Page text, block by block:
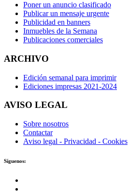
Poner un anuncio clasificado
Publicar un mensaje urgente
Publicidad en banners
Inmuebles de la Semana
Publicaciones comerciales
ARCHIVO
Edición semanal para imprimir
Ediciones impresas 2021-2024
AVISO LEGAL
Sobre nosotros
Contactar
Aviso legal - Privacidad - Cookies
Síguenos: